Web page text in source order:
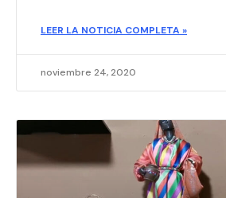
LEER LA NOTICIA COMPLETA »
noviembre 24, 2020